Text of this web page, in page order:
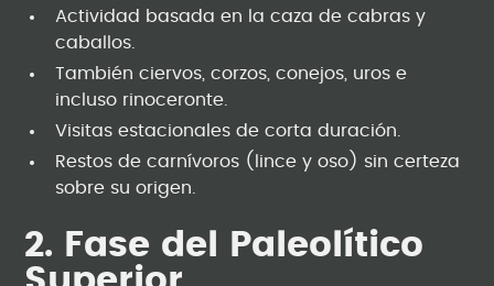
Actividad basada en la caza de cabras y
caballos.
También ciervos, corzos, conejos, uros e
incluso rinoceronte.
Visitas estacionales de corta duración.
Restos de carnívoros (lince y oso) sin certeza
sobre su origen.
2. Fase del Paleolítico